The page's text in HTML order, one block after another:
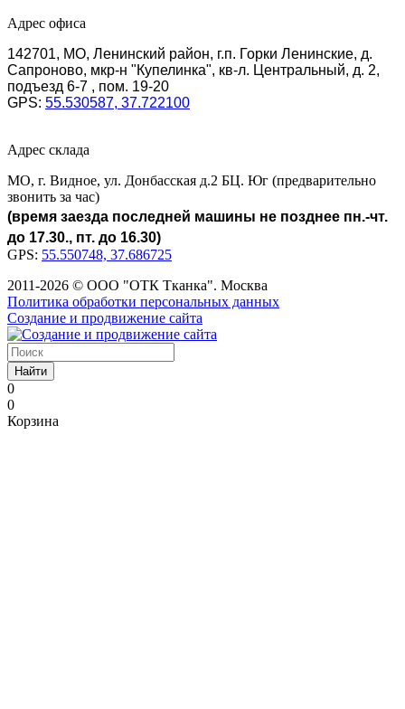
Адрес офиса
142701, МО, Ленинский район, г.п. Горки Ленинские, д.
Сапроново, мкр-н "Купелинка", кв-л. Центральный, д. 2,
подъезд 6-7 , пом. 19-20
GPS: 55.530587, 37.722100
Адрес склада
МО, г. Видное, ул. Донбасская д.2 БЦ. Юг (предварительно
звонить за час)
(время заезда последней машины не позднее пн.-чт.
до 17.30., пт. до 16.30)
GPS: 55.550748, 37.686725
2011-2026 © ООО "ОТК Тканка". Москва
Политика обработки персональных данных
Создание и продвижение сайта
Найти
0
0
Корзина